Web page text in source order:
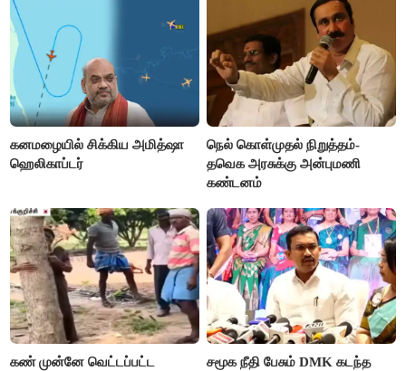
கனமழையில் சிக்கிய அமித்ஷா
ஹெலிகாப்டர்
நெல் கொள்முதல் நிறுத்தம்-
தவெக அரசுக்கு அன்புமணி
கண்டனம்
கண் முன்னே வெட்டப்பட்ட
சமூக நீதி பேசும் DMK கடந்த